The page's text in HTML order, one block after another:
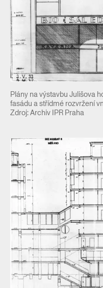
Plány na výstavbu Julišova
fasádu a střídmé rozvržení
Zdroj: Archiv IPR Praha